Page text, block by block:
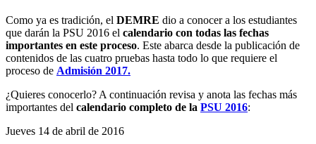
Como ya es tradición, el DEMRE dio a conocer a los estudiantes
que darán la PSU 2016 el calendario con todas las fechas
importantes en este proceso. Este abarca desde la publicación de
contenidos de las cuatro pruebas hasta todo lo que requiere el
proceso de Admisión 2017.
¿Quieres conocerlo? A continuación revisa y anota las fechas más
importantes del calendario completo de la PSU 2016:
Jueves 14 de abril de 2016